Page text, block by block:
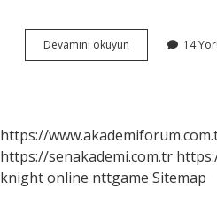
Devamını okuyun Bebeğin
Beyin
14
https://
https://senakademi.com.tr
knight online nttgame Sitemap